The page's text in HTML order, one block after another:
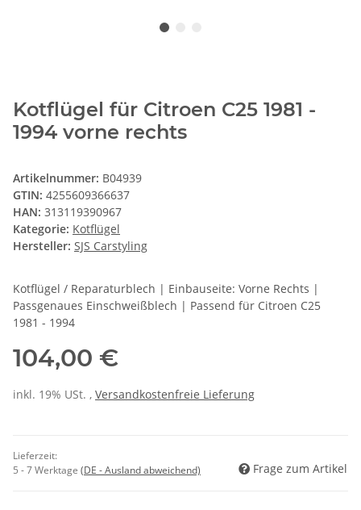
Kotflügel für Citroen C25 1981 -
1994 vorne rechts
Artikelnummer: B04939
GTIN: 4255609366637
HAN: 313119390967
Kategorie: Kotflügel
Hersteller: SJS Carstyling
Kotflügel / Reparaturblech | Einbauseite: Vorne Rechts |
Passgenaues Einschweißblech | Passend für Citroen C25
1981 - 1994
104,00 €
inkl. 19% USt. , Versandkostenfreie Lieferung
Lieferzeit:
5 - 7 Werktage (DE - Ausland abweichend) Frage zum Artikel